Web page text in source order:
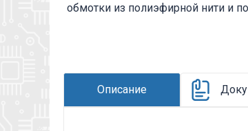
обмотки из полиэфирной нити и
внутриприборного и
монтажный провод; П - изоляция
полиэфирных нитей; Э -
Описание